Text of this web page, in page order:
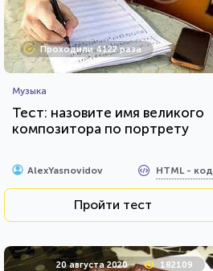
Проходили 4122 раза
Музыка
Тест: назовите имя великого
композитора по портрету
AlexYasnovidov HTML - код
Пройти тест
20 августа 2020 182109